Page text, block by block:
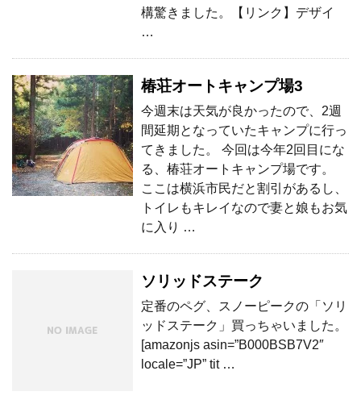
構驚きました。【リンク】デザイ
…
椿荘オートキャンプ場3
今週末は天気が良かったので、2週
間延期となっていたキャンプに行っ
てきました。 今回は今年2回目にな
る、椿荘オートキャンプ場です。
ここは横浜市民だと割引があるし、
トイレもキレイなので妻と娘もお気
に入り …
ソリッドステーク
定番のペグ、スノーピークの「ソリ
ッドステーク」買っちゃいました。
[amazonjs asin=”B000BSB7V2″
locale=”JP” tit …